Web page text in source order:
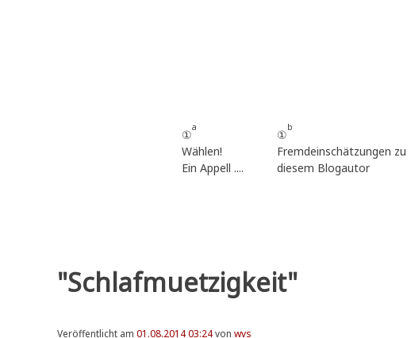
①
a
Wählen!
Ein Appell ....
①
b
Fremdeinschätzungen zu
diesem Blogautor
"Schlafmuetzigkeit"
Veröffentlicht am 01.08.2014 03:24von wvs